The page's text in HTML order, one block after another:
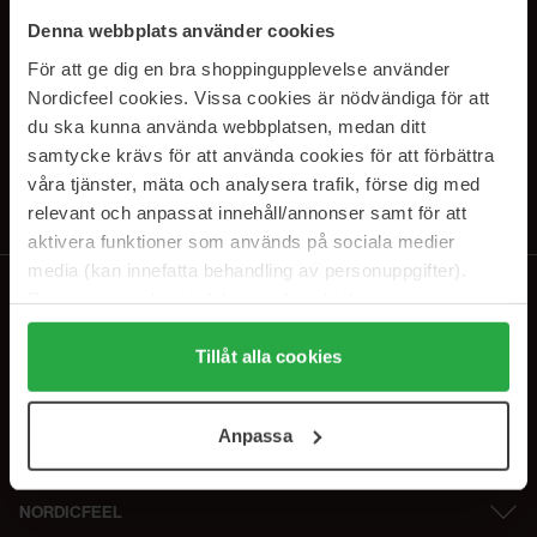
Denna webbplats använder cookies
För att ge dig en bra shoppingupplevelse använder
Nordicfeel cookies. Vissa cookies är nödvändiga för att
du ska kunna använda webbplatsen, medan ditt
samtycke krävs för att använda cookies för att förbättra
våra tjänster, mäta och analysera trafik, förse dig med
relevant och anpassat innehåll/annonser samt för att
aktivera funktioner som används på sociala medier
media (kan innefatta behandling av personuppgifter).
Genom att trycka på "Tillåt alla cookies" accepterar du
alla cookies, medan du under "Detaljer" kan anpassa
användningen av cookies. Du kan när som helst återkalla
samt vår Integritetspolicy.
Tillåt alla cookies
Anpassa
SUBSCRIBE TO OUR
NEWSLETTER
E-postadresse
Ved å abonnere godtar du vårpersonvernerklæring. Du kan melde deg
NORDICFEEL